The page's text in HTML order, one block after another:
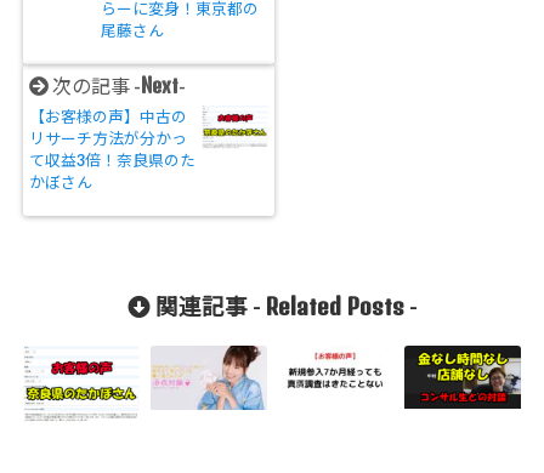
らーに変身！東京都の
尾藤さん
次の記事 -Next-
【お客様の声】中古の
リサーチ方法が分かっ
て収益3倍！奈良県のた
かぼさん
関連記事 - Related Posts-